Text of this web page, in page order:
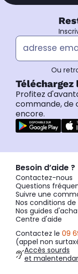
Ou
Profitez
commande, de
encore.
Besoin d’aide ?
Contactez-nous
Questions
Suivre une
Nos conditions de
Nos guides
Centre d'aide
Contactez le 09
(appel non
Accès sourds
et